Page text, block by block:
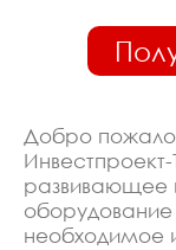
Добро
развивающее
оборудование
необходимое